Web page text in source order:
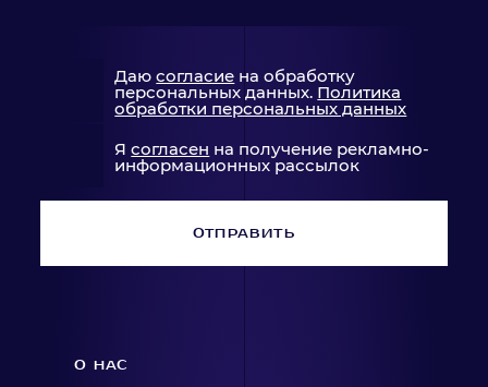
Даюсогласие на обработку
персональных данных. Политика
обработки персональных данных
Ясогласен на получение рекламно-
информационных рассылок
ОТПРАВИТЬ
О НАС